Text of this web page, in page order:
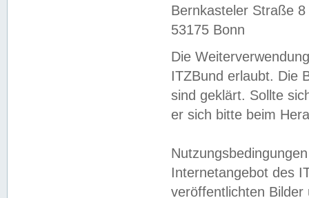
Bernkasteler Straße 8
53175 Bonn
Die
ITZBund erlaubt. Die
sind geklärt. Sollte
er sich bitte beim
Internetangebot des
veröffentlichten